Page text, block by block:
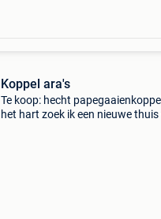
Koppel ara's
Te koop: hecht
het hart zoek ik een nieuwe thuis